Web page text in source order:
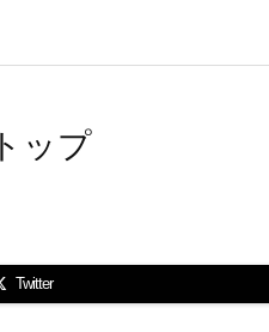
ップ
Twitter